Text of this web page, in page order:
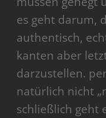
es geht darum,
authentisch,
kanten aber
darzustellen.
natürlich nicht
schließlich geht